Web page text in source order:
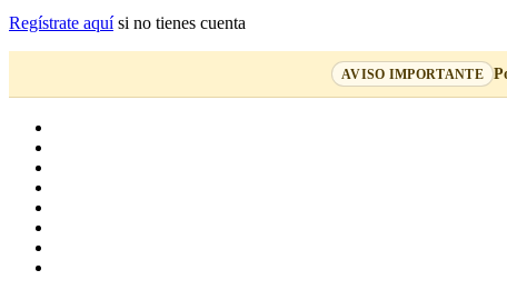
Regístrate aquísi no tienes cuenta
AVISO IMPORTANTE